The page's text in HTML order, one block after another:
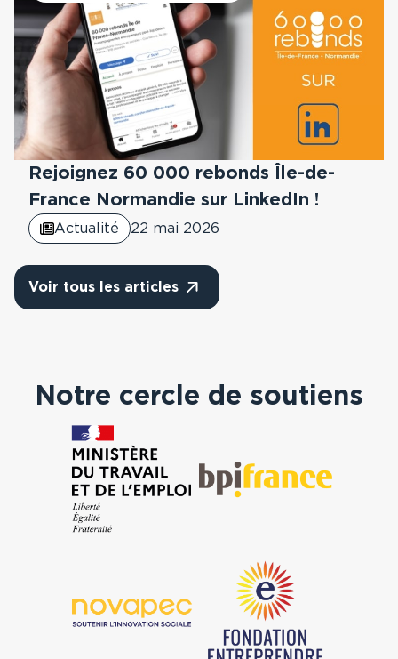
Rejoignez 60 000 rebonds Île-de-
France Normandie sur LinkedIn !
Actualité 22 mai 2026
Voir tous les articles
Notre cercle de soutiens
Ministère du Travail et de l’Emploi
Fondation Entreprendre